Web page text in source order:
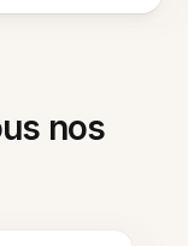
nos